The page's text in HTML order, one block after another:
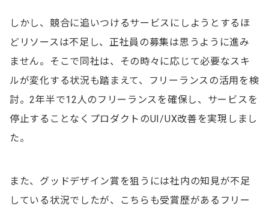
しかし、競合に追いつけるサービスにしようとするほ
どリソースは不足し、正社員の募集は思うように進み
ません。そこで同社は、その時々に応じて必要なスキ
ルが変化する状況も踏まえて、フリーランスの活用を検
討。2年半で12人のフリーランスを確保し、サービスを
停止することなくプロダクトのUI/UX改善を実現しまし
た。
また、グッドデザイン賞を狙うには社内の知見が不足
している状況でしたが、こちらも受賞歴があるフリー